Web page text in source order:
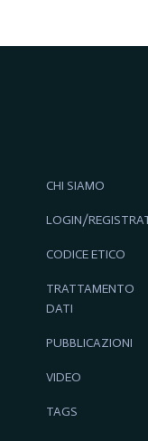
CHI SIAMO
LOGIN/
CODICE ETICO
TRATTAMENTO
DATI
PUBBLICAZIONI
VIDEO
TAGS